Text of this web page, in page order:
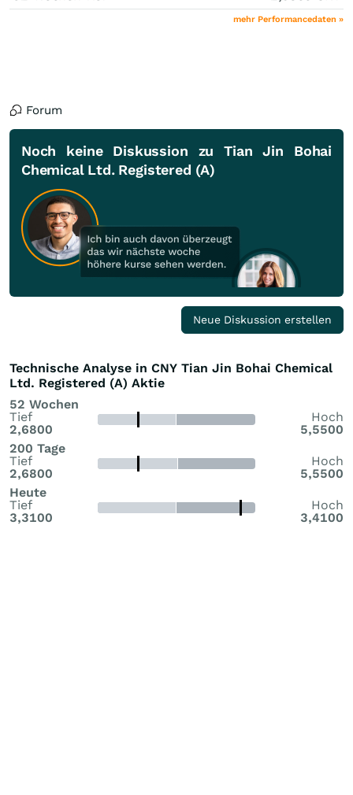
mehr Performancedaten »
Forum
Noch keine Diskussion zu Tian Jin Bohai
Chemical Ltd. Registered (A)
Neue Diskussion erstellen
Technische Analyse in CNY Tian Jin Bohai Chemical
Ltd. Registered (A) Aktie
52 Wochen
Tief
2,6800
Hoch
5,5500
200 Tage
Tief
2,6800
Hoch
5,5500
Heute
Tief
3,3100
Hoch
3,4100